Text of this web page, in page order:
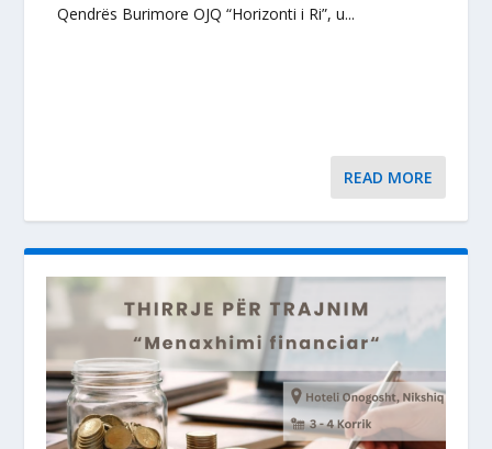
Qendrës Burimore OJQ “Horizonti i Ri”, u...
READ MORE